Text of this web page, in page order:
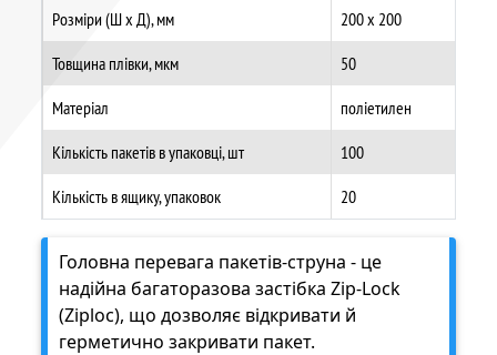
Розміри (Ш х Д), мм
200 х 200
Товщина плівки, мкм
50
Матеріал
поліетилен
Кількість пакетів в упаковці, шт
100
Кількість в ящику, упаковок
20
Головна перевага пакетів-струна - це
надійна багаторазова застібка Zip-Lock
(Ziploc), що дозволяє відкривати й
герметично закривати пакет.